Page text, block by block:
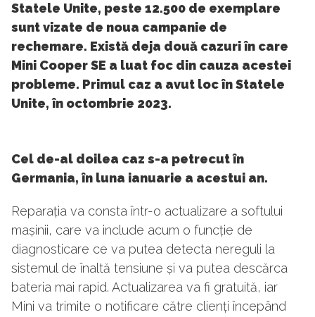
Statele Unite, peste 12.500 de exemplare
sunt vizate de noua campanie de
rechemare. Există deja două cazuri în care
Mini Cooper SE a luat foc din cauza acestei
probleme. Primul caz a avut loc în Statele
Unite, în octombrie 2023.
Cel de-al doilea caz s-a petrecut în
Germania, în luna ianuarie a acestui an.
Reparația va consta într-o actualizare a softului
mașinii, care va include acum o funcție de
diagnosticare ce va putea detecta nereguli la
sistemul de înaltă tensiune și va putea descărca
bateria mai rapid. Actualizarea va fi gratuită, iar
Mini va trimite o notificare către clienți începând